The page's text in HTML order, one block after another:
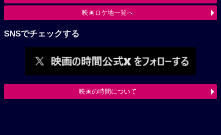
映画ロケ地一覧へ
SNSでチェックする
映画の時間について